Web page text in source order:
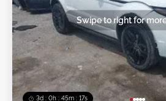
3d : 0h : 45m : 14s
Swipe to right for